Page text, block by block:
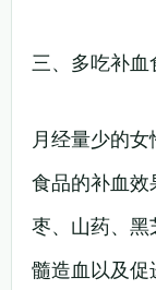
三、多吃补血
月经量少的
食品的补血
枣、山药、
髓造血以及促